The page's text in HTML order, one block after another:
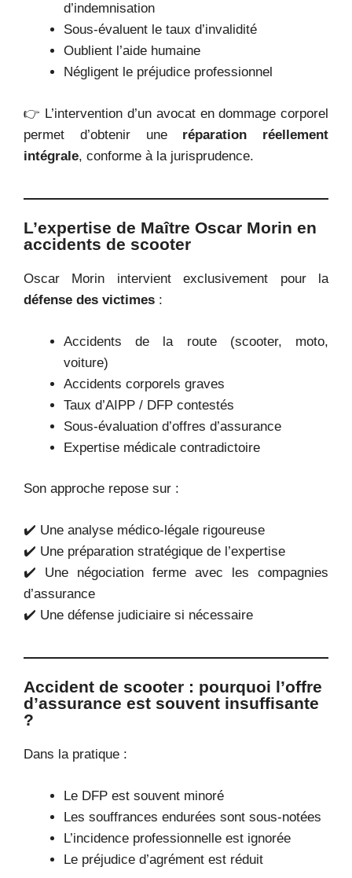
d’indemnisation
Sous-évaluent le taux d’invalidité
Oublient l’aide humaine
Négligent le préjudice professionnel
👉 L’intervention d’un avocat en dommage corporel
permet d’obtenir une réparation réellement
intégrale, conforme à la jurisprudence.
L’expertise de Maître Oscar Morin en
accidents de scooter
Oscar Morin intervient exclusivement pour la
défense des victimes :
Accidents de la route (scooter, moto,
voiture)
Accidents corporels graves
Taux d’AIPP / DFP contestés
Sous-évaluation d’offres d’assurance
Expertise médicale contradictoire
Son approche repose sur :
✔️ Une analyse médico-légale rigoureuse
✔️ Une préparation stratégique de l’expertise
✔️ Une négociation ferme avec les compagnies
d’assurance
✔️ Une défense judiciaire si nécessaire
Accident de scooter : pourquoi l’offre
d’assurance est souvent insuffisante
?
Dans la pratique :
Le DFP est souvent minoré
Les souffrances endurées sont sous-notées
L’incidence professionnelle est ignorée
Le préjudice d’agrément est réduit